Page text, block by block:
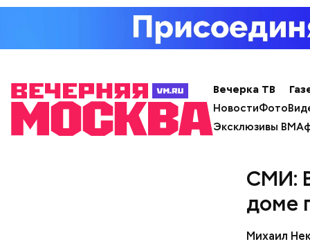
Вечерка ТВ
НовостиФото
Эксклюзивы ВМ
СМИ:
доме
Михаил